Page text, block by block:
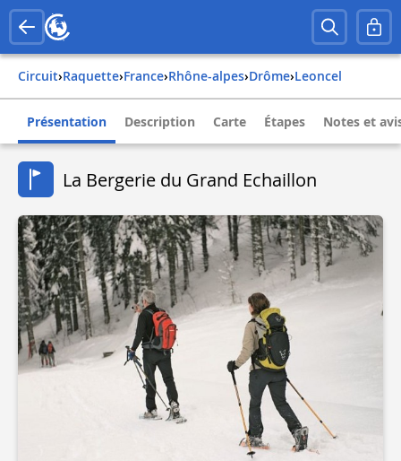
Circuit› Raquette› france› rhône-alpes› drôme› leoncel
Présentation Description Carte Étapes Notes et
La Bergerie du Grand Echaillon